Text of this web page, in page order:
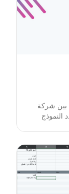
مثالي
منظمة
بين شركة
بعدم
المملكة
رسمي.